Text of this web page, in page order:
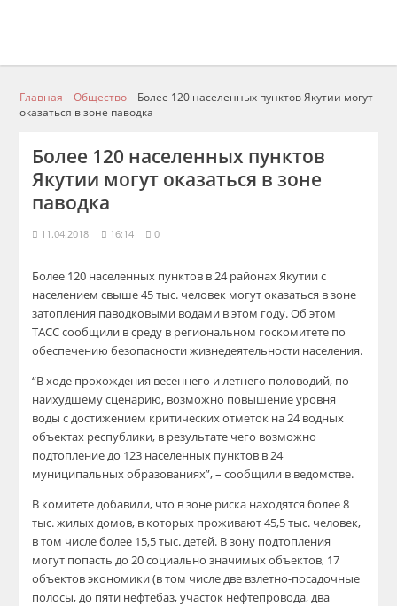
Главная Общество
Более 120 населенных пунктов Якутии могут
оказаться в зоне паводка
Более 120 населенных пунктов
Якутии могут оказаться в зоне
паводка
11.04.2018 16:14 0
Более 120 населенных пунктов в 24 районах Якутии с
населением свыше 45 тыс. человек могут оказаться в зоне
затопления паводковыми водами в этом году. Об этом
ТАСС сообщили в среду в региональном госкомитете по
обеспечению безопасности жизнедеятельности населения.
“В ходе прохождения весеннего и летнего половодий, по
наихудшему сценарию, возможно повышение уровня
воды с достижением критических отметок на 24 водных
объектах республики, в результате чего возможно
подтопление до 123 населенных пунктов в 24
муниципальных образованиях”, – сообщили в ведомстве.
В комитете добавили, что в зоне риска находятся более 8
тыс. жилых домов, в которых проживают 45,5 тыс. человек,
в том числе более 15,5 тыс. детей. В зону подтопления
могут попасть до 20 социально значимых объектов, 17
объектов экономики (в том числе две взлетно-посадочные
полосы, до пяти нефтебаз, участок нефтепровода, два